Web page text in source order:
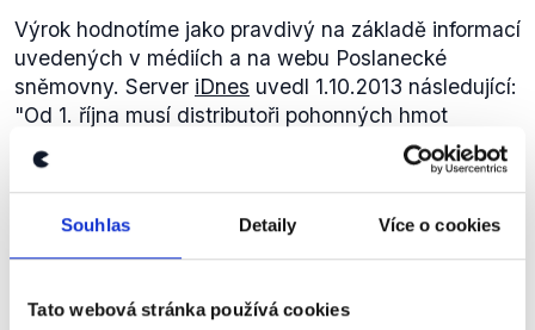
Souhlas Detaily Více o cookies
Tato webová stránka používá cookies
Výrok hodnotíme jako pravdivý na základě informací
uvedených v médiích a na webu Poslanecké
sněmovny. Server iDnes uvedl 1.10.2013 následující:
"Od 1. října musí distributoři pohonných hmot
skládat dvacetimilionovou kauci." S kaucemi počítá
novela zákona o pohonných hmotách
Nové
zákonné povinnosti se vztahují i na distributory
pohonných hmot, kteří už na trhu působí. Premiér
Jiří Rusnok dříve uvedl, že stát přichází kvůli
ročně až o 8 miliard korun." Stejně tak ve sbírce